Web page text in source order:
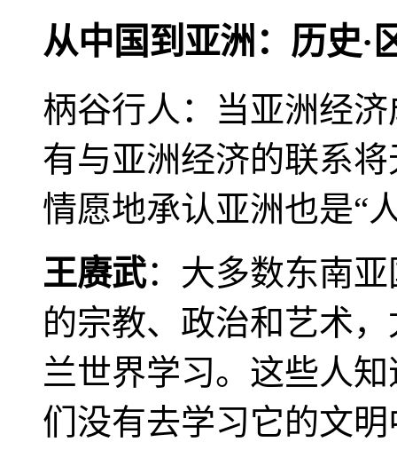
从中国到亚洲：历史·
柄谷行人：当亚洲经
有与亚洲经济的联系
情愿地承认亚洲也是“
王赓武：大多数东南
的宗教、政治和艺术
兰世界学习。这些人
们没有去学习它的文